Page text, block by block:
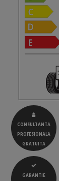
CONSULTANTA
PROFESIONALA
GRATUITA
GARANTIE